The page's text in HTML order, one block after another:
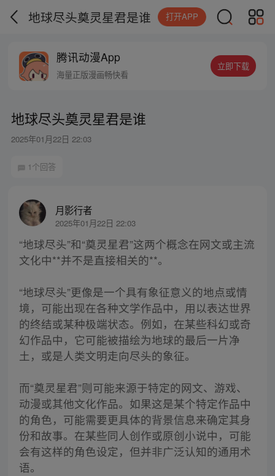
地球尽头奠灵星君是谁 打开APP
腾讯动漫App
海量正版漫画畅快看
立即下载
地球尽头奠灵星君是谁
2025年01月22日 22:03
1个回答
月影行者
2025年01月22日 22:03
“地球尽头”和“奠灵星君”这两个概念在网文或主流
文化中**并不是直接相关的**。
“地球尽头”更像是一个具有象征意义的地点或情
境，可能出现在各种文学作品中，用以表达世界
的终结或某种极端状态。例如，在某些科幻或奇
幻作品中，它可能被描绘为地球的最后一片净
土，或是人类文明走向尽头的象征。
而“奠灵星君”则可能来源于特定的网文、游戏、
动漫或其他文化作品。如果这是某个特定作品中
的角色，可能需要更具体的背景信息来确定其身
份和故事。在某些同人创作或原创小说中，可能
会有这样的角色设定，但并非广泛认知的通用术
语。